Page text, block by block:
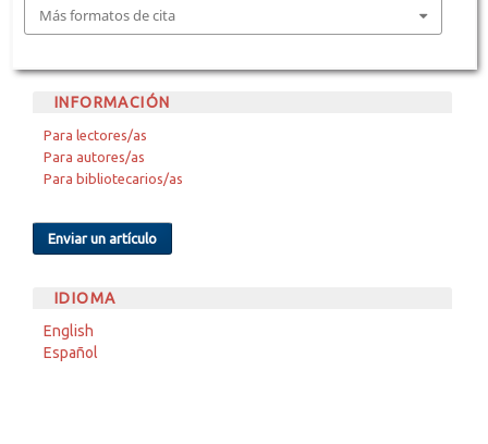
Más formatos de cita
INFORMACIÓN
Para lectores/as
Para autores/as
Para bibliotecarios/as
Enviar un artículo
IDIOMA
English
Español